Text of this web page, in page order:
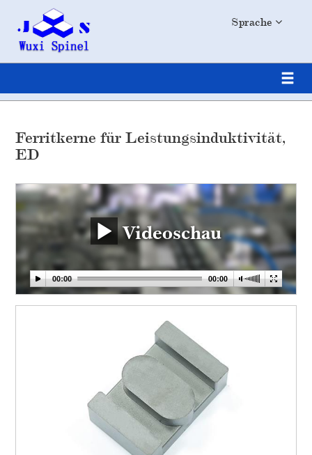
Sprache
Ferritkerne für Leistungsinduktivität,
ED
Videoschau